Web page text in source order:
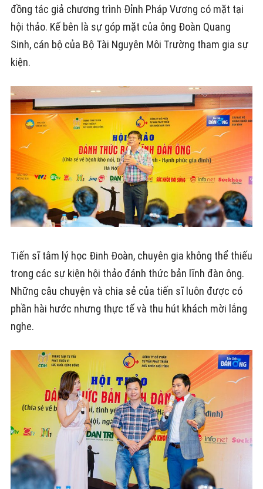
đồng tác giả chương trình Đỉnh Pháp Vương có mặt tại
hội thảo. Kế bên là sự góp mặt của ông Đoàn Quang
Sinh, cán bộ của Bộ Tài Nguyên Môi Trường tham gia sự
kiện.
Tiến sĩ tâm lý học Đinh Đoàn, chuyên gia không thể thiếu
trong các sự kiện hội thảo đánh thức bản lĩnh đàn ông.
Những câu chuyện và chia sẻ của tiến sĩ luôn được có
phần hài hước nhưng thực tế và thu hút khách mời lắng
nghe.